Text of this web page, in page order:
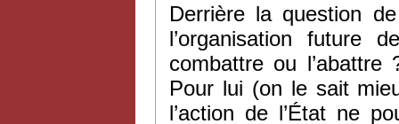
Derrière la question
l’organisation
combattre ou
Pour lui (on le sait
l’action de l’État ne